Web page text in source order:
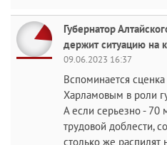
Губернатор
держит ситуацию на
09.06.2023 16:37
Вспоминается
Харламовым в роли
А если серьезно - 70
трудовой доблести,
столько же распилят